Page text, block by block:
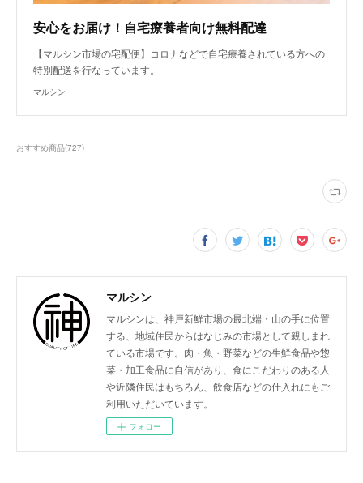
安心をお届け！自宅療養者向け無料配達
【マルシン市場の宅配便】コロナなどで自宅療養されている方への
特別配送を行なっています。
マルシン
おすすめ商品(727)
マルシン
マルシンは、神戸新鮮市場の最北端・山の手に位置
する、地域住民からはなじみの市場として親しまれ
ている市場です。肉・魚・野菜などの生鮮食品や惣
菜・加工食品に自信があり、食にこだわりのある人
や近隣住民はもちろん、飲食店などの仕入れにもご
利用いただいています。
フォロー